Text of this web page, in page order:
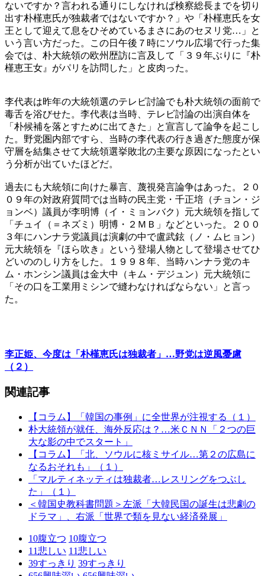
ないですか？言われる通りにしなければ検察総長までを切り
出す朴槿恵氏が独裁者ではないですか？」や「朴槿恵氏を女
王として迎えて息をひそめているまさにあのセヌリ党…」と
いう言い方だった。この日午後７時にソウル広場で行った集
会では、朴大統領の欧州歴訪に言及して「３９年ぶりに『朴
槿恵王女』がパリを訪問した」と皮肉った。
李代表は昨年の大統領選のテレビ討論でも朴大統領の面前で
毒舌を浴びせた。李代表は当時、テレビ討論の出演自体を
「朴候補を落とすために出てきた」と宣言して論争を起こし
た。野党圏内部ですら、当時の李代表の行き過ぎた態度が保
守層を結集させて大統領選挙敗北の主要な原因になったとい
う分析が出ていたほどだ。
過去にも大統領に向けた暴言、蔑視発言論争はあった。２０
０９年の対政府質問では当時の民主党・千正培（チョン・ジ
ョンベ）議員が李明博（イ・ミョンバク）元大統領を指して
「チュイ（＝ネズミ）明博・２ＭＢ」などといった。２００
３年にハンナラ党議員は演劇の中で盧武鉉（ノ・ムヒョン）
元大統領を『ほら吹き』という登場人物として登場させてひ
どいののしり方をした。１９９８年、当時ハンナラ党のキ
ム・ホンシン議員は金大中（キム・デジュン）元大統領に
「その口を工業用ミシンで縫わなければならない」と言っ
た。
李正姫、今度は「朴槿恵氏は独裁者」…野党は逆風憂慮
（２）
関連記事
【コラム】「韓国の事例」に全世界が注視する（１）
朴大統領が就任、海外反応は？…米ＣＮＮ「２つの巨
大な影の中でスタート」
【コラム】「北、ソウルに核ミサイル…第２の広島に
なるおそれも」（１）
「マルティネッティは独裁者…レスリングをつぶし
た」（１）
＜韓国史教科書問題＞左派「大韓民国の誕生は悲劇の
ドラマ」、右派「世界で類を見ない経済発展」
10腹立つ 10腹立つ
11悲しい 11悲しい
39すっきり 39すっきり